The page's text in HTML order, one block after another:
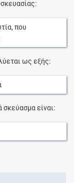
, που
ως εξής:
είναι: